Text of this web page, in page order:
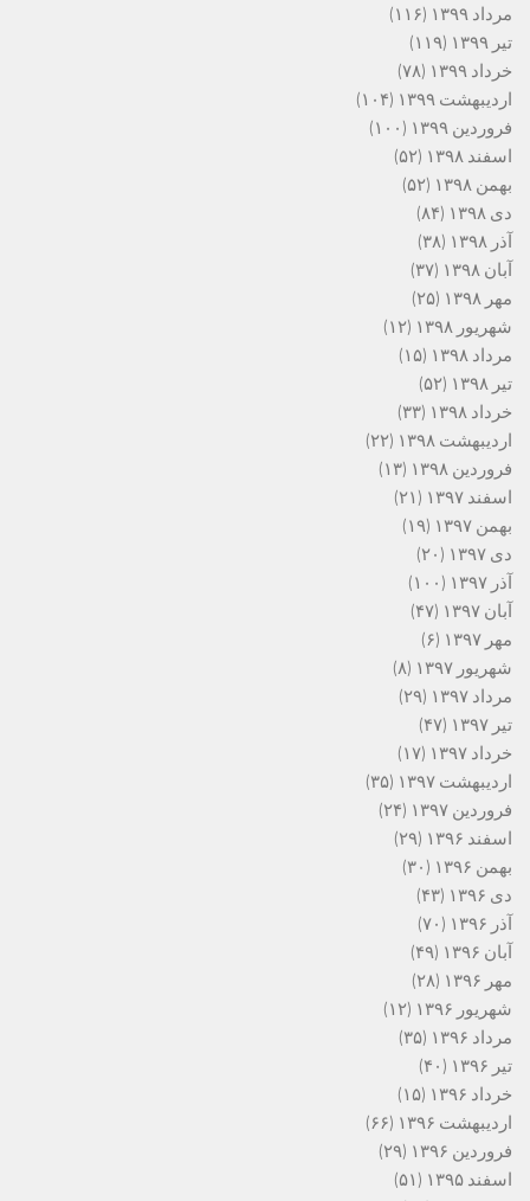
مرداد ۱۳۹۹
(۱۱۶)
تیر ۱۳۹۹
(۱۱۹)
خرداد ۱۳۹۹
(۷۸)
اردیبهشت ۱۳۹۹
(۱۰۴)
فروردین ۱۳۹۹
(۱۰۰)
اسفند ۱۳۹۸
(۵۲)
بهمن ۱۳۹۸
(۵۲)
دی ۱۳۹۸
(۸۴)
آذر ۱۳۹۸
(۳۸)
آبان ۱۳۹۸
(۳۷)
مهر ۱۳۹۸
(۲۵)
شهریور ۱۳۹۸
(۱۲)
مرداد ۱۳۹۸
(۱۵)
تیر ۱۳۹۸
(۵۲)
خرداد ۱۳۹۸
(۳۳)
اردیبهشت ۱۳۹۸
(۲۲)
فروردین ۱۳۹۸
(۱۳)
اسفند ۱۳۹۷
(۲۱)
بهمن ۱۳۹۷
(۱۹)
دی ۱۳۹۷
(۲۰)
آذر ۱۳۹۷
(۱۰۰)
آبان ۱۳۹۷
(۴۷)
مهر ۱۳۹۷
(۶)
شهریور ۱۳۹۷
(۸)
مرداد ۱۳۹۷
(۲۹)
تیر ۱۳۹۷
(۴۷)
خرداد ۱۳۹۷
(۱۷)
اردیبهشت ۱۳۹۷
(۳۵)
فروردین ۱۳۹۷
(۲۴)
اسفند ۱۳۹۶
(۲۹)
بهمن ۱۳۹۶
(۳۰)
دی ۱۳۹۶
(۴۳)
آذر ۱۳۹۶
(۷۰)
آبان ۱۳۹۶
(۴۹)
مهر ۱۳۹۶
(۲۸)
شهریور ۱۳۹۶
(۱۲)
مرداد ۱۳۹۶
(۳۵)
تیر ۱۳۹۶
(۴۰)
خرداد ۱۳۹۶
(۱۵)
اردیبهشت ۱۳۹۶
(۶۶)
فروردین ۱۳۹۶
(۲۹)
اسفند ۱۳۹۵
(۵۱)